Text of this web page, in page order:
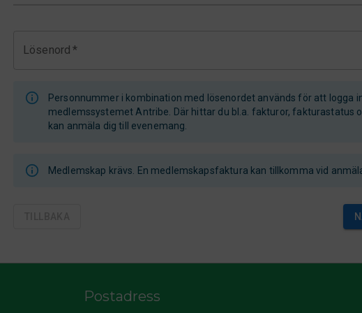
Lösenord *
Personnummer i kombination med lösenordet används för att logga
medlemssystemet Antribe. Där hittar du bl.a. fakturor, fakturastatus
kan anmäla dig till evenemang.
Medlemskap krävs. En medlemskapsfaktura kan tillkomma vid
Postadress